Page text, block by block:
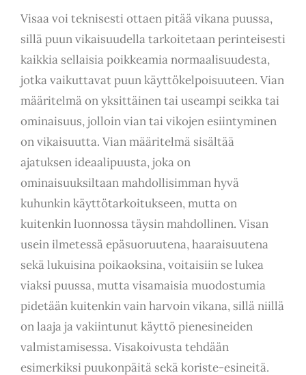
Visaa voi teknisesti ottaen pitää vikana puussa,
sillä puun vikaisuudella tarkoitetaan perinteisesti
kaikkia sellaisia poikkeamia normaalisuudesta,
jotka vaikuttavat puun käyttökelpoisuuteen. Vian
määritelmä on yksittäinen tai useampi seikka tai
ominaisuus, jolloin vian tai vikojen esiintyminen
on vikaisuutta. Vian määritelmä sisältää
ajatuksen ideaalipuusta, joka on
ominaisuuksiltaan mahdollisimman hyvä
kuhunkin käyttötarkoitukseen, mutta on
kuitenkin luonnossa täysin mahdollinen. Visan
usein ilmetessä epäsuoruutena, haaraisuutena
sekä lukuisina poikaoksina, voitaisiin se lukea
viaksi puussa, mutta visamaisia muodostumia
pidetään kuitenkin vain harvoin vikana, sillä niillä
on laaja ja vakiintunut käyttö pienesineiden
valmistamisessa. Visakoivusta tehdään
esimerkiksi puukonpäitä sekä koriste-esineitä.